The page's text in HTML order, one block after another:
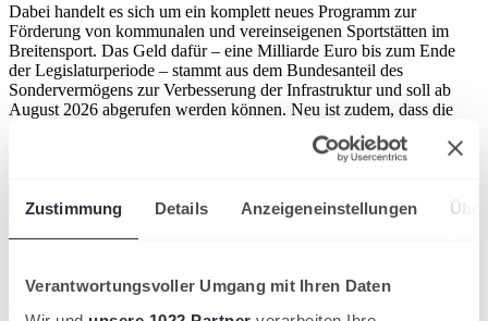
Zustimmung Details Anzeigeneinstellungen
Verantwortungsvoller Umgang mit Ihren Daten
Dabei handelt es sich um ein komplett neues Programm zur
Förderung von kommunalen und vereinseigenen Sportstätten im
Breitensport. Das Geld dafür – eine Milliarde Euro bis zum Ende
der Legislaturperiode – stammt aus dem Bundesanteil des
Sondervermögens zur Verbesserung der Infrastruktur und soll ab
August 2026 abgerufen werden können. Neu ist zudem, dass die
Zeichen für den Sport, dem dadurch notwendige Fördergelder in
sich auf Bundesebene für den gesamten Sport stark gemacht hat“, so
Zusammenarbeit mit unseren Landesverbänden verstärkt dafür